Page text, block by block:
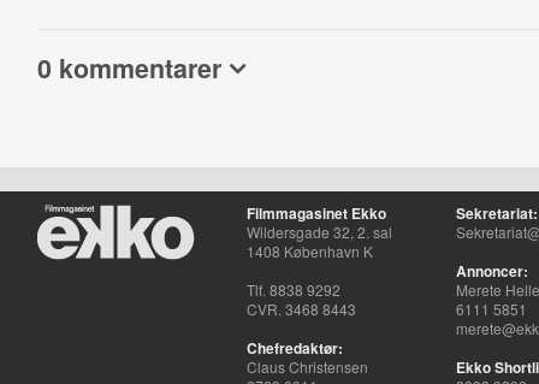
0 kommentarer
Filmmagasinet Ekko
Wildersgade 32, 2. sal
1408 København K
Tlf. 8838 9292
CVR. 3468 8443
Chefredaktør:
Claus Christensen
Sekretariat:
Annoncer:
Merete
6111 5851
Ekko